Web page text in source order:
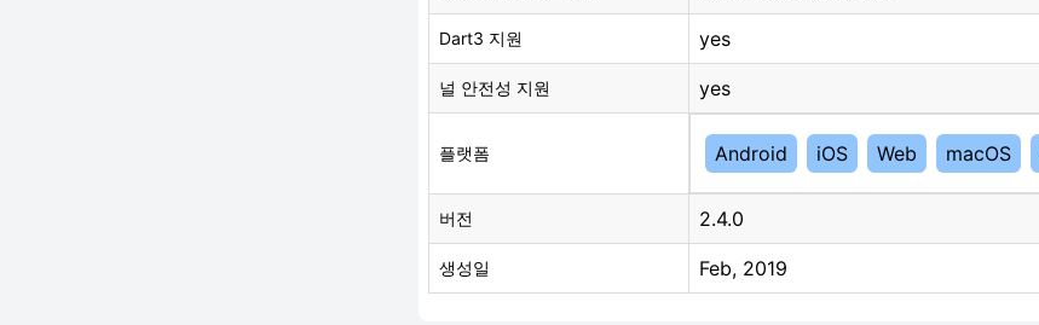
Dart3 지원 yes
널 안전성 지원 yes
플랫폼 Android iOS Web macOS
버전 2.4.0
생성일 Feb, 2019